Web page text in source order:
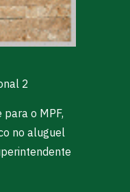
2
o MPF,
no aluguel